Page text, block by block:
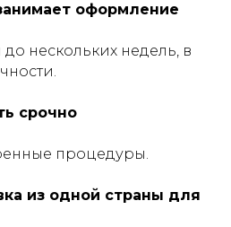
оформление
нескольких недель, в
срочно
процедуры.
из одной страны для